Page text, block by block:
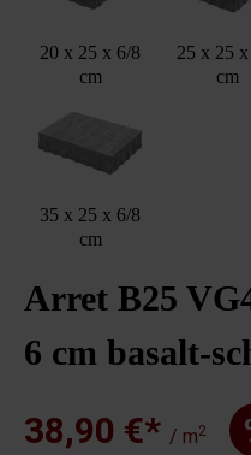
20 x 25 x 6/8
cm
25 x 25
cm
35 x 25 x 6/8
cm
Arret B25
6 cm basalt-
38,90 €* / m2